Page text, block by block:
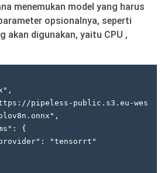
menemukan model yang harus
opsionalnya, seperti
akan digunakan, yaitu CPU ,